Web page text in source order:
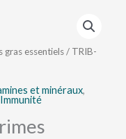
gras essentiels/ TRIB-
et minéraux,
Immunité
: